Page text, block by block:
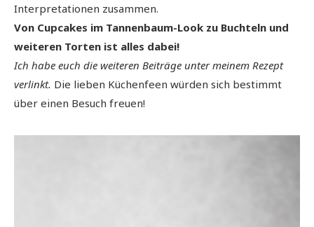
Interpretationen zusammen.
Von Cupcakes im Tannenbaum-Look zu Buchteln und
weiteren Torten ist alles dabei!
Ich habe euch die weiteren Beiträge unter meinem Rezept
verlinkt. Die lieben Küchenfeen würden sich bestimmt
über einen Besuch freuen!